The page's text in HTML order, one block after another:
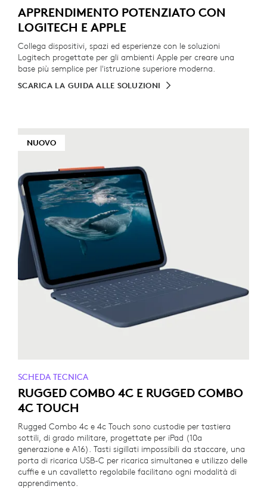
APPRENDIMENTO POTENZIATO CON
LOGITECH E APPLE
Collega dispositivi, spazi ed esperienze con le soluzioni
Logitech progettate per gli ambienti Apple per creare una
base più semplice per l'istruzione superiore moderna.
SCARICA LA GUIDA ALLE SOLUZIONI
NUOVO
SCHEDA TECNICA
RUGGED COMBO 4C E RUGGED COMBO
4C TOUCH
Rugged Combo 4c e 4c Touch sono custodie per tastiera
sottili, di grado militare, progettate per iPad (10a
generazione e A16). Tasti sigillati impossibili da staccare, una
porta di ricarica USB-C per ricarica simultanea e utilizzo delle
cuffie e un cavalletto regolabile facilitano ogni modalità di
apprendimento.